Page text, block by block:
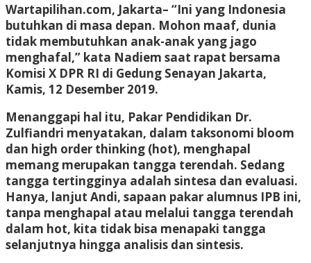
Wartapilihan.com, Jakarta– “Ini yang Indonesia
butuhkan di masa depan. Mohon maaf, dunia
tidak membutuhkan anak-anak yang jago
menghafal,” kata Nadiem saat rapat bersama
Komisi X DPR RI di Gedung Senayan Jakarta,
Kamis, 12 Desember 2019.
Menanggapi hal itu, Pakar Pendidikan Dr.
Zulfiandri menyatakan, dalam taksonomi bloom
dan high order thinking (hot), menghapal
memang merupakan tangga terendah. Sedang
tangga tertingginya adalah sintesa dan evaluasi.
Hanya, lanjut Andi, sapaan pakar alumnus IPB ini,
tanpa menghapal atau melalui tangga terendah
dalam hot, kita tidak bisa menapaki tangga
selanjutnya hingga analisis dan sintesis.